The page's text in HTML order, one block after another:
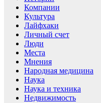
Компании
Культура
Лайфхаки
Личный счет
Люди
Места
Мнения
Народная медицина
Наука
Наука и техника
Недвижимость